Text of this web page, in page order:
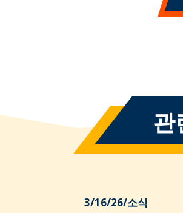
관
3/16/26/소식